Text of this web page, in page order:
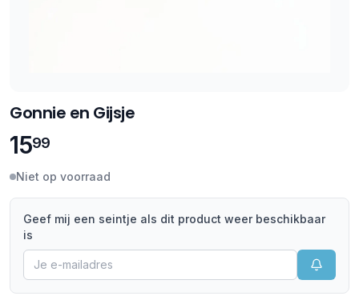
Gonnie en Gijsje
1599
Niet op voorraad
Geef mij een seintje als dit product weer beschikbaar
is